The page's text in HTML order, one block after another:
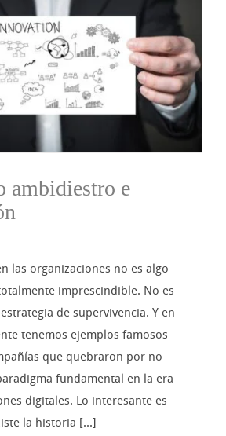
ambidiestro e
las organizaciones no es algo
imprescindible. No es
de supervivencia. Y en
tenemos ejemplos famosos
que quebraron por no
fundamental en la era
digitales. Lo interesante es
la historia [...]